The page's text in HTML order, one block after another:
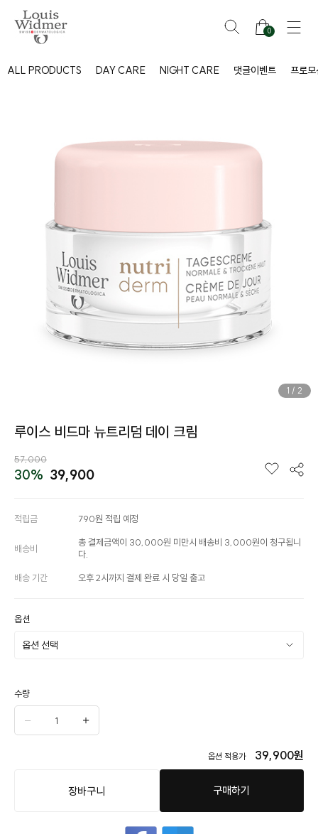
0
ALL PRODUCTS DAY CARE NIGHT CARE 댓글이벤트 프로모
1 / 2
루이스 비드마 뉴트리덤 데이 크림
57,000
30% 39,900
적립금 790원 적립 예정
배송비
총 결제금액이 30,000원 미만시 배송비 3,000원이 청구됩니
다.
배송 기간 오후 2시까지 결제 완료 시 당일 출고
옵션
수량
옵션 적용가 39,900원
장바구니 구매하기